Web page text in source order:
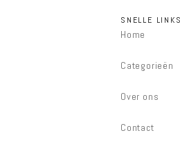
SNELLE LINKS
Home
Categorieën
Over ons
Contact